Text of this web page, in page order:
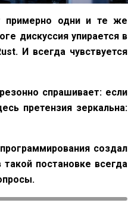
примерно одни и те же
дискуссия упирается в
И всегда чувствуется
спрашивает: если
претензия зеркальна:
создал
постановке всегда